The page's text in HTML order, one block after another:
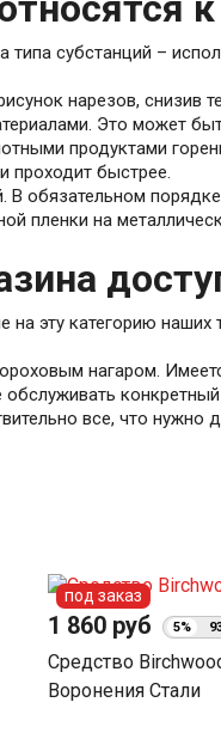
субстанций –
нарезов, снизив
Это может
продуктами
проходит быстрее.
обязательном
пленки на
эту категорию наших
нагаром.
все, что
1 860 руб 5%
Средство
Воронения Стали
под заказ